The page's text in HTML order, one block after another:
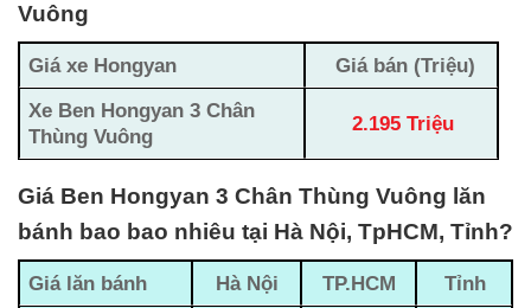
Vuông
Giá xe Hongyan
Giá bán (Triệu)
Xe Ben Hongyan 3 Chân
Thùng Vuông
2.195 Triệu
Giá Ben Hongyan 3 Chân Thùng Vuông lăn
bánh bao bao nhiêu tại Hà Nội, TpHCM, Tỉnh?
Giá lăn bánh Hà Nội TP.HCM
Tỉnh